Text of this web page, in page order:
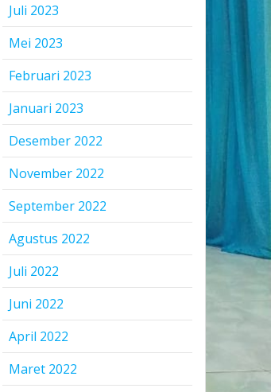
Juli 2023
Mei 2023
Februari 2023
Januari 2023
Desember 2022
November 2022
September 2022
Agustus 2022
Juli 2022
Juni 2022
April 2022
Maret 2022